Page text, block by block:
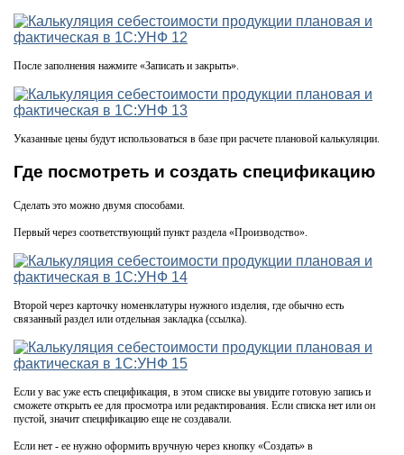
После заполнения нажмите «Записать и закрыть».
Указанные цены будут использоваться в базе при расчете плановой калькуляции.
Где посмотреть и создать спецификацию
Сделать это можно двумя способами.
Первый через соответствующий пункт раздела «Производство».
Второй через карточку номенклатуры нужного изделия, где обычно есть
связанный раздел или отдельная закладка (ссылка).
Если у вас уже есть спецификация, в этом списке вы увидите готовую запись и
сможете открыть ее для просмотра или редактирования. Если списка нет или он
пустой, значит спецификацию еще не создавали.
Если нет - ее нужно оформить вручную через кнопку «Создать» в